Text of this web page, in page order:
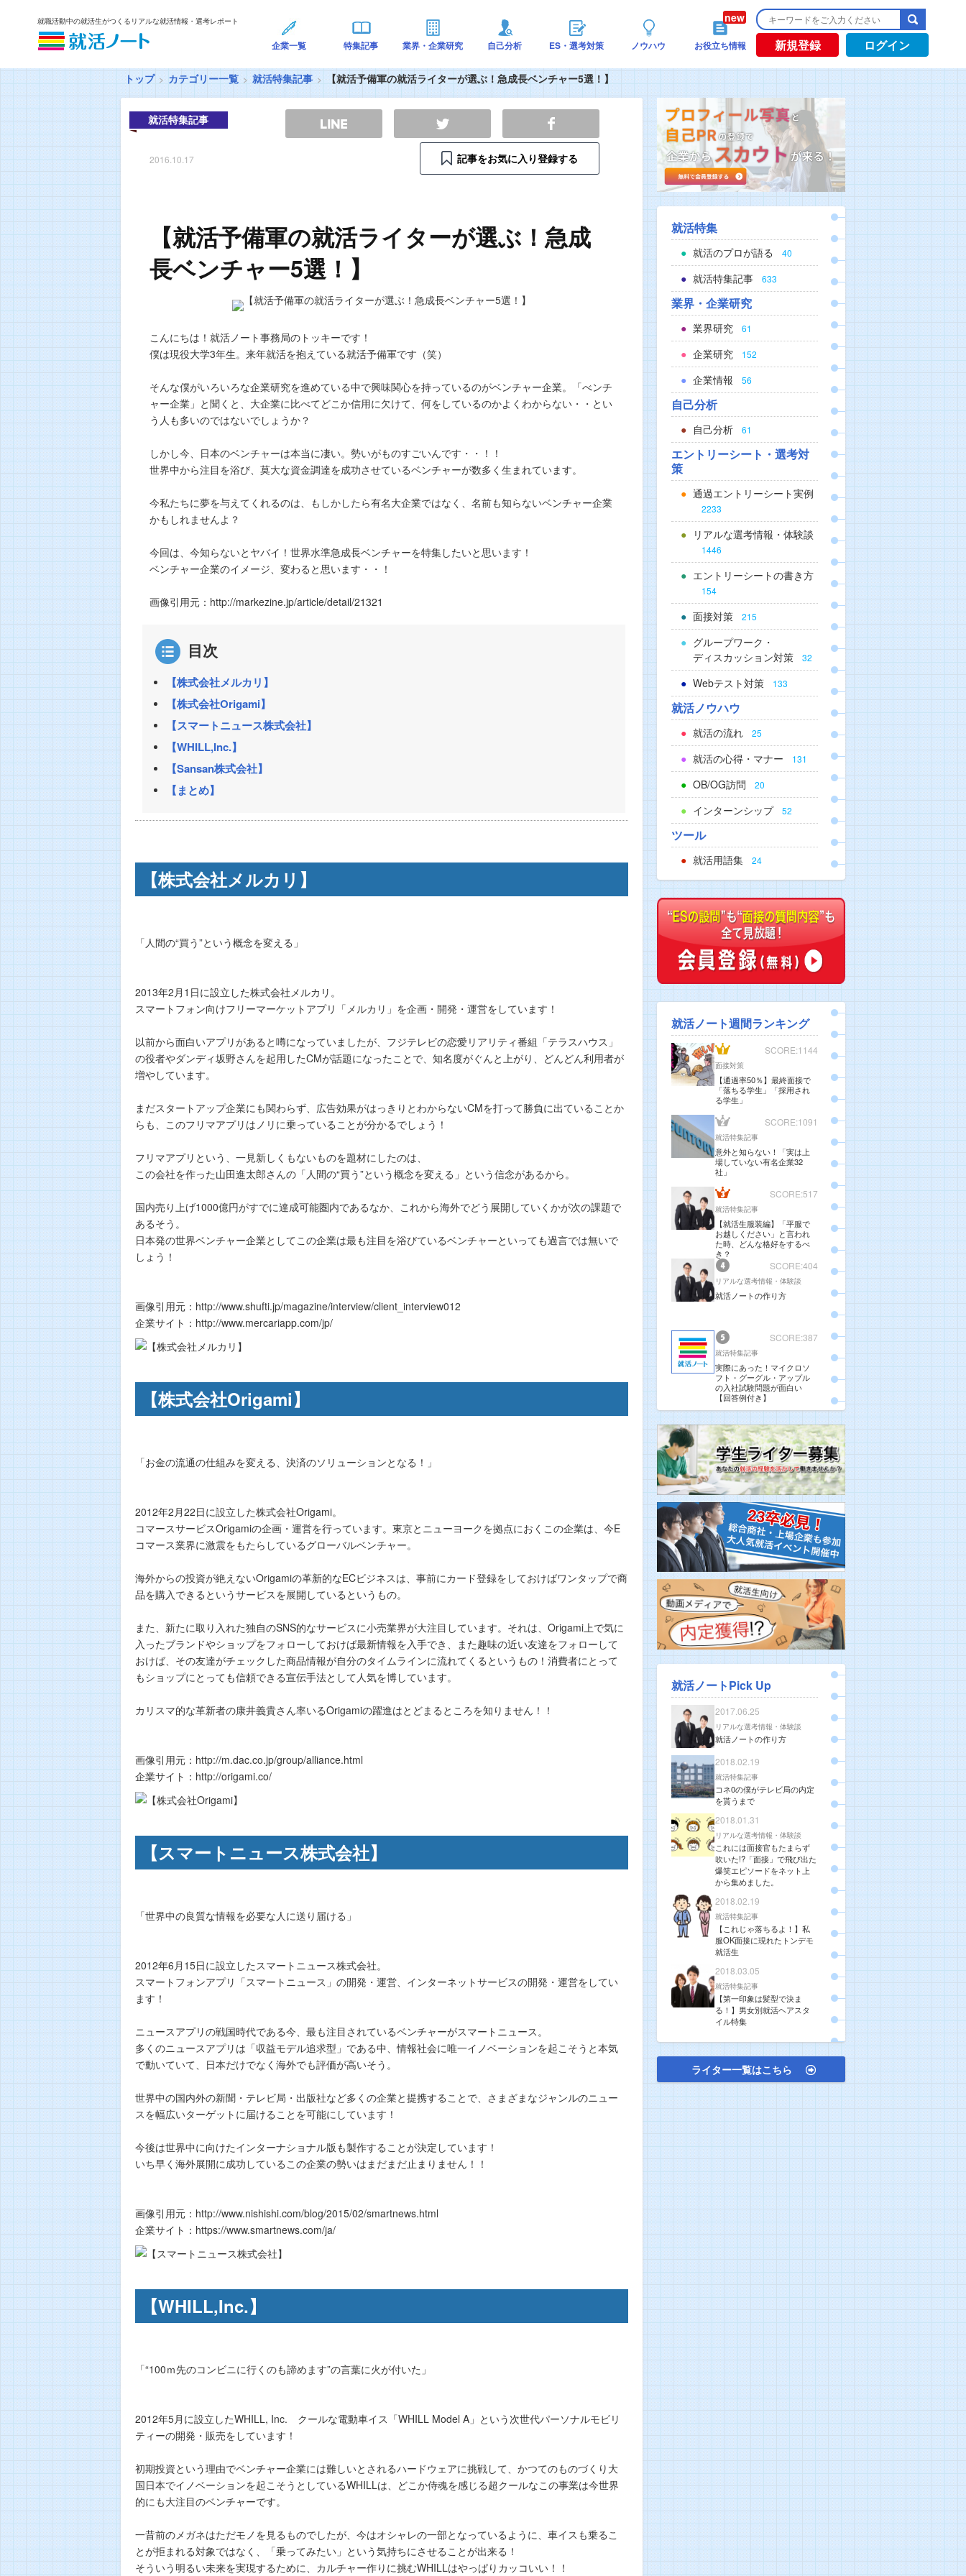
就職活動中の就活生がつくるリアルな就活情報・選考レポート
企業一覧 特集記事 業界・企業研究 自己分析 ES・選考対策 ノウハウ お役立ち情報 新規登録 ログイン
トップ カテゴリー一覧 就活特集記事 【就活予備軍の就活ライターが選ぶ！急成長ベンチャー5選！】
就活特集記事
2016.10.17 記事をお気に入り登録する
【就活予備軍の就活ライターが選ぶ！急成
長ベンチャー5選！】
こんにちは！就活ノート事務局のトッキーです！
僕は現役大学3年生。来年就活を抱えている就活予備軍です（笑）
そんな僕がいろいろな企業研究を進めている中で興味関心を持っているのがベンチャー企業。「べンチ
ャー企業」と聞くと、大企業に比べてどこか信用に欠けて、何をしているのかよくわからない・・とい
う人も多いのではないでしょうか？
しかし今、日本のベンチャーは本当に凄い。勢いがものすごいんです・・！！
世界中から注目を浴び、莫大な資金調達を成功させているベンチャーが数多く生まれています。
今私たちに夢を与えてくれるのは、もしかしたら有名大企業ではなく、名前も知らないベンチャー企業
かもしれませんよ？
今回は、今知らないとヤバイ！世界水準急成長ベンチャーを特集したいと思います！
ベンチャー企業のイメージ、変わると思います・・！
画像引用元：http://markezine.jp/article/detail/21321
目次
【株式会社メルカリ】
【株式会社Origami】
【スマートニュース株式会社】
【WHILL,Inc.】
【Sansan株式会社】
【まとめ】
【株式会社メルカリ】
「人間の“買う”という概念を変える」
2013年2月1日に設立した株式会社メルカリ。
スマートフォン向けフリーマーケットアプリ「メルカリ」を企画・開発・運営をしています！
以前から面白いアプリがあると噂になっていましたが、フジテレビの恋愛リアリティ番組「テラスハウス」
の役者やダンディ坂野さんを起用したCMが話題になったことで、知名度がぐんと上がり、どんどん利用者が
増やしています。
まだスタートアップ企業にも関わらず、広告効果がはっきりとわからないCMを打って勝負に出ていることか
らも、このフリマアプリはノリに乗っていることが分かるでしょう！
フリマアプリという、一見新しくもないものを題材にしたのは、
この会社を作った山田進太郎さんの「人間の“買う”という概念を変える」という信念があるから。
国内売り上げ1000億円がすでに達成可能圏内であるなか、これから海外でどう展開していくかが次の課題で
あるそう。
日本発の世界ベンチャー企業としてこの企業は最も注目を浴びているベンチャーといっても過言では無いで
しょう！
画像引用元：http://www.shufti.jp/magazine/interview/client_interview012
企業サイト：http://www.mercariapp.com/jp/
【株式会社Origami】
「お金の流通の仕組みを変える、決済のソリューションとなる！」
2012年2月22日に設立した株式会社Origami。
コマースサービスOrigamiの企画・運営を行っています。東京とニューヨークを拠点におくこの企業は、今E
コマース業界に激震をもたらしているグローバルベンチャー。
海外からの投資が絶えないOrigamiの革新的なECビジネスは、事前にカード登録をしておけばワンタップで商
品を購入できるというサービスを展開しているというもの。
また、新たに取り入れた独自のSNS的なサービスに小売業界が大注目しています。それは、Origami上で気に
入ったブランドやショップをフォローしておけば最新情報を入手でき、また趣味の近い友達をフォローして
おけば、その友達がチェックした商品情報が自分のタイムラインに流れてくるというもの！消費者にとって
もショップにとっても信頼できる宣伝手法として人気を博しています。
カリスマ的な革新者の康井義貴さん率いるOrigamiの躍進はとどまるところを知りません！！
画像引用元：http://m.dac.co.jp/group/alliance.html
企業サイト：http://origami.co/
【スマートニュース株式会社】
「世界中の良質な情報を必要な人に送り届ける」
2012年6月15日に設立したスマートニュース株式会社。
スマートフォンアプリ「スマートニュース」の開発・運営、インターネットサービスの開発・運営をしてい
ます！
ニュースアプリの戦国時代である今、最も注目されているベンチャーがスマートニュース。
多くのニュースアプリは「収益モデル追求型」である中、情報社会に唯一イノベーションを起こそうと本気
で動いていて、日本だけでなく海外でも評価が高いそう。
世界中の国内外の新聞・テレビ局・出版社など多くの企業と提携することで、さまざまなジャンルのニュー
スを幅広いターゲットに届けることを可能にしています！
今後は世界中に向けたインターナショナル版も製作することが決定しています！
いち早く海外展開に成功しているこの企業の勢いはまだまだ止まりません！！
画像引用元：http://www.nishishi.com/blog/2015/02/smartnews.html
企業サイト：https://www.smartnews.com/ja/
【WHILL,Inc.】
「“100ｍ先のコンビニに行くのも諦めます”の言葉に火が付いた」
2012年5月に設立したWHILL, Inc. クールな電動車イス「WHILL Model A」という次世代パーソナルモビリ
ティーの開発・販売をしています！
初期投資という理由でベンチャー企業には難しいとされるハードウェアに挑戦して、かつてのものづくり大
国日本でイノベーションを起こそうとしているWHILLは、どこか侍魂を感じる超クールなこの事業は今世界
的にも大注目のベンチャーです。
一昔前のメガネはただモノを見るものでしたが、今はオシャレの一部となっているように、車イスも乗るこ
とが拒まれる対象ではなく、「乗ってみたい」という気持ちにさせることが出来る！
そういう明るい未来を実現するために、カルチャー作りに挑むWHILLはやっぱりカッコいい！！
就活特集
就活のプロが語る 40
就活特集記事 633
業界・企業研究
業界研究 61
企業研究 152
企業情報 56
自己分析
自己分析 61
エントリーシート・選考対
策
通過エントリーシート実例
2233
リアルな選考情報・体験談
1446
エントリーシートの書き方
154
面接対策 215
グループワーク・
ディスカッション対策
32
Webテスト対策 133
就活ノウハウ
就活の流れ 25
就活の心得・マナー 131
OB/OG訪問 20
インターンシップ 52
ツール
就活用語集 24
就活ノート週間ランキング
SCORE:1144
面接対策
【通過率50％】最終面接で
「落ちる学生」「採用され
る学生」
SCORE:1091
就活特集記事
意外と知らない！「実は上
場していない有名企業32
社」
SCORE:517
就活特集記事
【就活生服装編】「平服で
お越しください」と言われ
た時、どんな格好をするべ
き？
SCORE:404
リアルな選考情報・体験談
就活ノートの作り方
SCORE:387
就活特集記事
実際にあった！マイクロソ
フト・グーグル・アップル
の入社試験問題が面白い
【回答例付き】
就活ノートPick Up
2017.06.25
リアルな選考情報・体験談
就活ノートの作り方
2018.02.19
就活特集記事
コネ0の僕がテレビ局の内定
を貰うまで
2018.01.31
リアルな選考情報・体験談
これには面接官もたまらず
吹いた!?「面接」で飛び出た
爆笑エピソードをネット上
から集めました。
2018.02.19
就活特集記事
【これじゃ落ちるよ！】私
服OK面接に現れたトンデモ
就活生
2018.03.05
就活特集記事
【第一印象は髪型で決ま
る！】男女別就活ヘアスタ
イル特集
ライター一覧はこちら